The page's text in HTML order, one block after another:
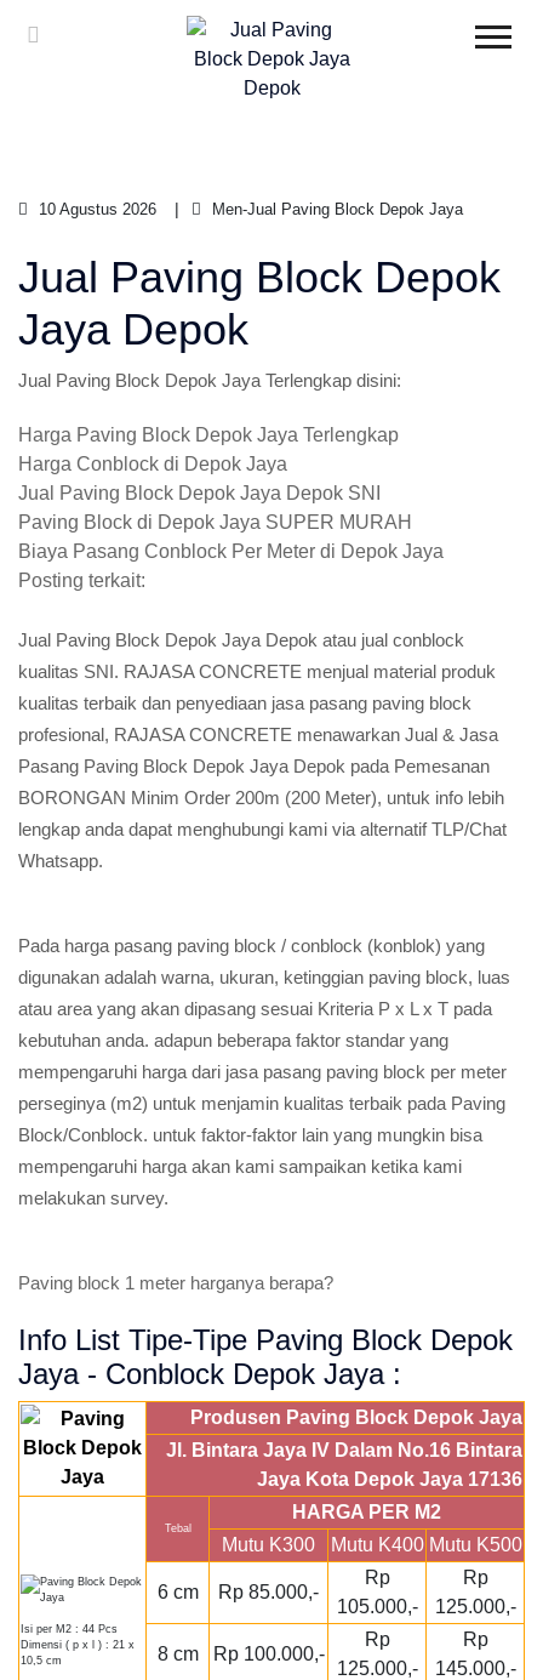
10 Agustus 2026 Men-Jual Paving Block Depok Jaya
Jual Paving Block Depok
Jaya Depok
Jual Paving Block Depok Jaya Terlengkap disini:
Harga Paving Block Depok Jaya Terlengkap
Harga Conblock di Depok Jaya
Jual Paving Block Depok Jaya Depok SNI
Paving Block di Depok Jaya SUPER MURAH
Biaya Pasang Conblock Per Meter di Depok Jaya
Posting terkait:
Jual Paving Block Depok Jaya Depok atau jual conblock
kualitas SNI. RAJASA CONCRETE menjual material produk
kualitas terbaik dan penyediaan jasa pasang paving block
profesional, RAJASA CONCRETE menawarkan Jual & Jasa
Pasang Paving Block Depok Jaya Depok pada Pemesanan
BORONGAN Minim Order 200m (200 Meter), untuk info lebih
lengkap anda dapat menghubungi kami via alternatif TLP/Chat
Whatsapp.
Pada harga pasang paving block / conblock (konblok) yang
digunakan adalah warna, ukuran, ketinggian paving block, luas
atau area yang akan dipasang sesuai Kriteria P x L x T pada
kebutuhan anda. adapun beberapa faktor standar yang
mempengaruhi harga dari jasa pasang paving block per meter
perseginya (m2) untuk menjamin kualitas terbaik pada Paving
Block/Conblock. untuk faktor-faktor lain yang mungkin bisa
mempengaruhi harga akan kami sampaikan ketika kami
melakukan survey.
Paving block 1 meter harganya berapa?
Info List Tipe-Tipe Paving Block Depok
Jaya - Conblock Depok Jaya :
Produsen Paving Block Depok Jaya
Jl. Bintara Jaya IV Dalam No.16 Bintara
Jaya Kota Depok Jaya 17136
Isi per M2 : 44 Pcs
Dimensi ( p x l ) : 21 x
10,5 cm
Tebal
HARGA PER M2
Mutu K300
Mutu K400 Mutu K500
6 cm Rp 85.000,-
Rp
105.000,-
Rp
125.000,-
8 cm Rp 100.000,-
Rp
125.000,-
Rp
145.000,-